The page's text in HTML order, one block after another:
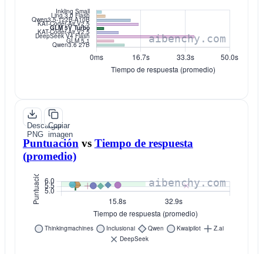
Descargar
PNG
Copiar
imagen
Puntuación vs Tiempo de respuesta
(promedio)